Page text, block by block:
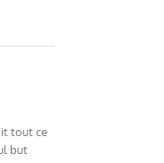
tout ce
but